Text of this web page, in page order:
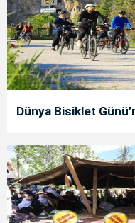
Dünya Bisiklet